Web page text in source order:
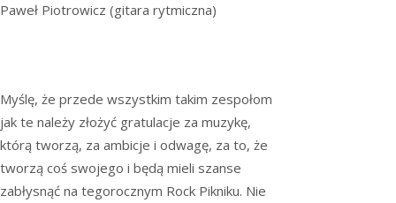
Paweł Piotrowicz (gitara rytmiczna)
Myślę, że przede wszystkim takim zespołom
jak te należy złożyć gratulacje za muzykę,
którą tworzą, za ambicje i odwagę, za to, że
tworzą coś swojego i będą mieli szanse
zabłysnąć na tegorocznym Rock Pikniku. Nie